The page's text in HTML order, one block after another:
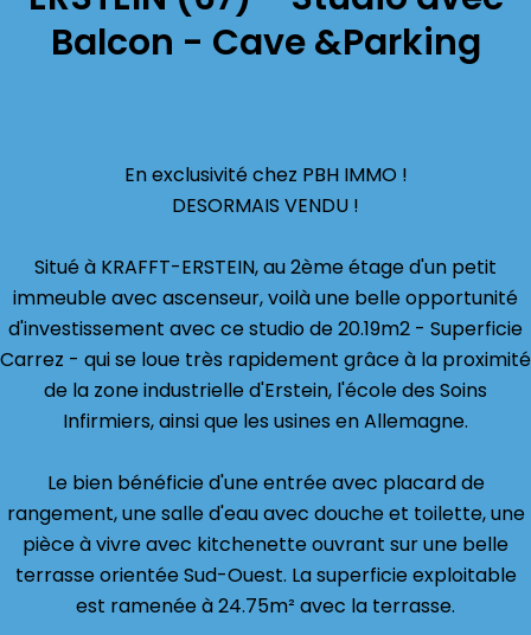
Balcon - Cave &Parking
En exclusivité chez PBH IMMO !
DESORMAIS VENDU !
Situé à KRAFFT-ERSTEIN, au 2ème étage d'un petit
immeuble avec ascenseur, voilà une belle opportunité
d'investissement avec ce studio de 20.19m2 - Superficie
Carrez - qui se loue très rapidement grâce à la proximité
de la zone industrielle d'Erstein, l'école des Soins
Infirmiers, ainsi que les usines en Allemagne.
Le bien bénéficie d'une entrée avec placard de
rangement, une salle d'eau avec douche et toilette, une
pièce à vivre avec kitchenette ouvrant sur une belle
terrasse orientée Sud-Ouest. La superficie exploitable
est ramenée à 24.75m² avec la terrasse.